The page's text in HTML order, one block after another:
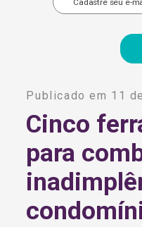
t
r
n
a
i
:
Publicado em 11
Cinco
para